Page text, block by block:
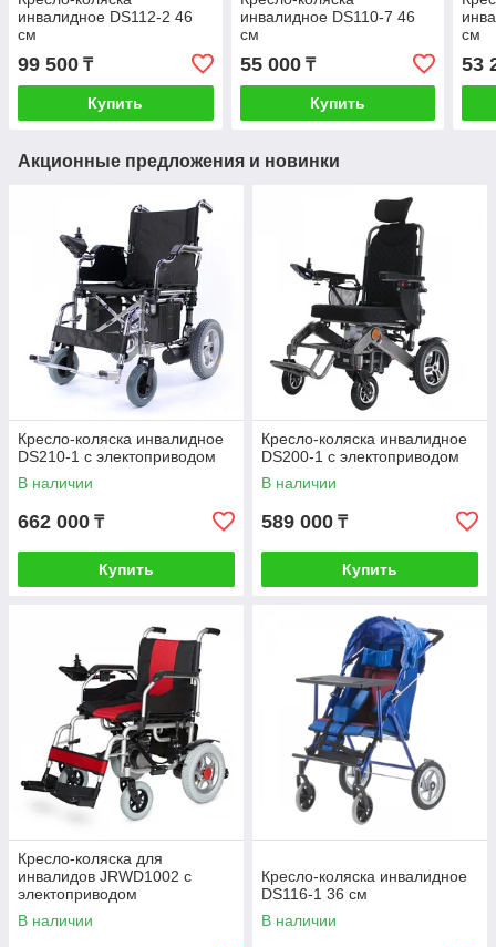
инвалидное DS112-2 46
см
99 500 ₸
Купить
инвалидное DS110-7 46
см
55 000₸
Купить
см
53
Акционные предложения и новинки
Кресло-коляска инвалидное
DS210-1 с электоприводом
В наличии
662 000 ₸
Купить
Кресло-коляска инвалидное
DS200-1 с электоприводом
В наличии
589 000 ₸
Купить
Кресло-коляска для
инвалидов JRWD1002 с
электоприводом
В наличии
Кресло-коляска инвалидное
DS116-1 36 см
В наличии